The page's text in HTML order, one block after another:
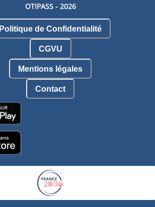
OTIPASS - 2026
Politique de Confidentialité
CGVU
Mentions légales
Contact